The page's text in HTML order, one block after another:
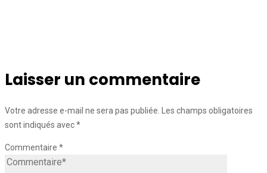
Laisser un commentaire
Votre adresse e-mail ne sera pas publiée. Les champs obligatoires
sont indiqués avec*
Commentaire *